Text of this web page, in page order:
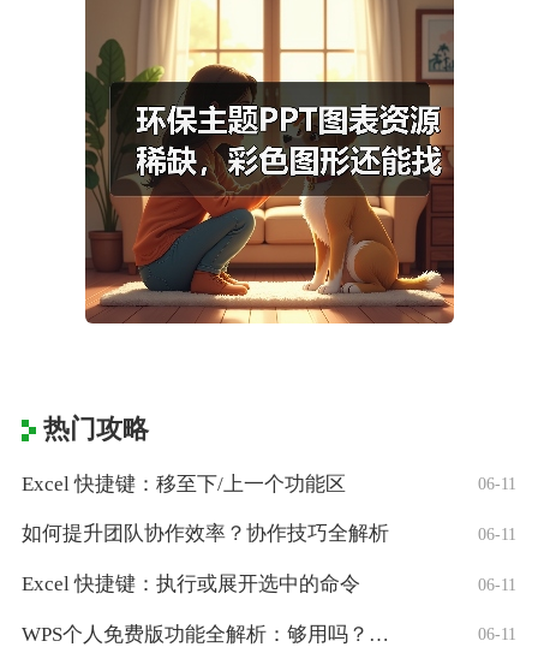
热门攻略
Excel 快捷键：移至下/上一个功能区 06-11
如何提升团队协作效率？协作技巧全解析 06-11
Excel 快捷键：执行或展开选中的命令 06-11
WPS个人免费版功能全解析：够用吗？适合 06-11